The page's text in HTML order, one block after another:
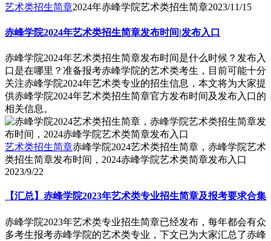
艺术类招生简章2024年赤峰学院艺术类招生简章2023/11/15
赤峰学院2024年艺术类招生简章发布时间|发布入口
赤峰学院2024年艺术类招生简章发布时间是什么时候？发布入
口是在哪里？准备报考赤峰学院的艺术类考生，目前可能十分
关注赤峰学院2024年艺术类专业的招生信息，本文将为大家提
供赤峰学院2024年艺术类招生简章官方发布时间及发布入口的
相关信息。
艺术类招生简章赤峰学院2024艺术类招生简章，赤峰学院艺术
类招生简章发布时间，2024赤峰学院艺术类简章发布入口
2023/9/22
【汇总】赤峰学院2023年艺术类专业招生简章及报考要求合集
赤峰学院2023年艺术类专业招生简章已经发布，每年都会有众
多考生报考赤峰学院的艺术类专业，下文已为大家汇总了赤峰